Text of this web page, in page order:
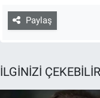
Paylaş